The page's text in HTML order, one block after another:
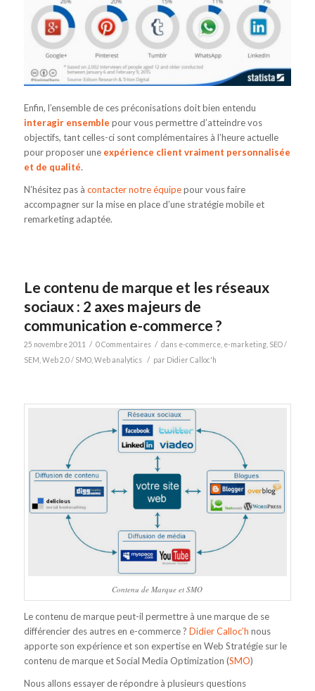
Enfin, l’ensemble de ces préconisations doit bien entendu
interagir ensemble pour vous permettre d’atteindre vos
objectifs, tant celles-ci sont complémentaires à l’heure actuelle
pour proposer une expérience client vraiment personnalisée
et de qualité.
N’hésitez pas à contacter notre équipepour vous faire
accompagner sur la mise en place d’une stratégie mobile et
remarketing adaptée.
Le contenu de marque et les réseaux
sociaux : 2 axes majeurs de
communication e-commerce ?
25 novembre 2011 / 0 Commentaires / dans e-commerce, e-marketing, SEO /
SEM Web 2.0 / SMO, Web analytics / par Didier Calloc'h
Contenu de Marque et SMO
Le contenu de marque peut-il permettre à une marque de se
différencier des autres en e-commerce ? Didier Calloc’h nous
apporte son expérience et son expertise en Web Stratégie sur le
contenu de marque et Social Media Optimization (SMO)
Nous allons essayer de répondre à plusieurs questions